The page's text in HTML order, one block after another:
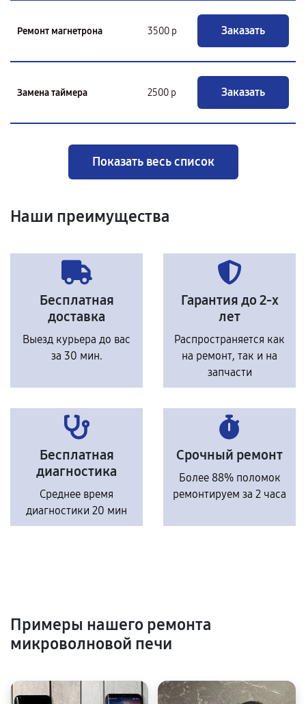
Ремонт магнетрона 3500 р Заказать
Замена таймера 2500 р Заказать
Показать весь список
Наши преимущества
Бесплатная
доставка
Выезд курьера до вас
за 30 мин.
Гарантия до 2-х
лет
Распространяется как
на ремонт, так и на
запчасти
Бесплатная
диагностика
Среднее время
диагностики 20 мин
Срочный ремонт
Более 88% поломок
ремонтируем за 2 часа
Примеры нашего ремонта
микроволновой печи